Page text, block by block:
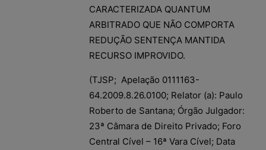
CARACTERIZADA QUANTUM
ARBITRADO QUE NÃO COMPORTA
REDUÇÃO SENTENÇA MANTIDA
RECURSO IMPROVIDO.
(TJSP; Apelação 0111163-
64.2009.8.26.0100; Relator (a): Paulo
Roberto de Santana; Órgão Julgador:
23ª Câmara de Direito Privado; Foro
Central Cível – 16ª Vara Cível; Data